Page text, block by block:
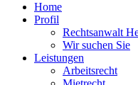
Home
Profil
Rechtsanwalt
Wir suchen Sie
Leistungen
Arbeitsrecht